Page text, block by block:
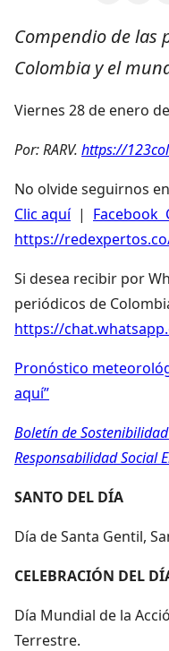
Compendio de las
Colombia y el
Viernes 28 de enero
Por: RARV. https://
No olvide seguirnos
Clic aquí| Facebook
https://
Si desea recibir por
periódicos de
https://
Pronóstico
aquí”
Boletín de
Responsabilidad Social
SANTO DEL DÍA
Día de Santa Gentil,
CELEBRACIÓN DEL
Día Mundial de la
Terrestre.